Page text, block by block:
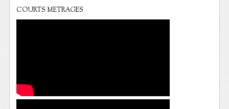
COURTS METRAGES